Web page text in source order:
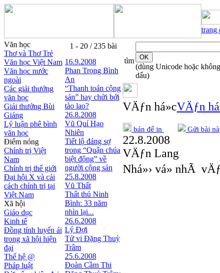
trang
Văn học
Thơ và Thơ Trẻ
Văn học Việt Nam
Văn học nước
ngoài
Các giải thưởng
văn học
Giải thưởng Bùi
Giáng
Lý luận phê bình
văn học
Điểm nóng
Chính trị Việt
Nam
Chính trị thế giới
Đại hội X và cải
cách chính trị tại
Việt Nam
Xã hội
Giáo dục
Kinh tế
Đồng tính luyến ái
trong xã hội hiện
đại
Thế hệ @
Pháp luật
1 - 20 / 235 bài
16.9.2008
Phan Trọng Bình
An
“Thanh toán cộng
sản” hay chửi bới
tào lao?
26.8.2008
Vũ Quí Hạo
Nhiên
Tiết lộ đáng sợ
trong “Quận chúa
biệt động” về
người cộng sản
25.8.2008
Vũ Thất
Thất thủ Ninh
Bình: 33 năm
nhìn lại...
26.6.2008
Lý Đợi
Tử vi Đặng Thuỳ
Trâm
25.6.2008
Đoàn Cầm Thi
tìm
(dùng Unicode hoặc không
dấu)
VÄƒn há»cVÄƒn
bản để in Gửi bài
22.8.2008
VÄƒn Lang
Nhá»› vá» nhÃ